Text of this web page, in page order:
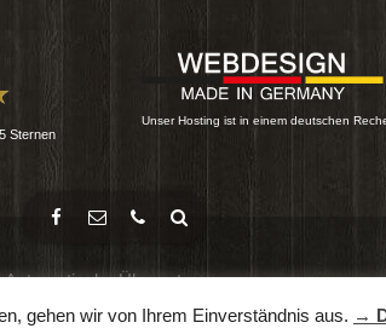
EINE
Onlineshop Erstellen
Suchmaschinenoptimierung
gehen wir von Ihrem Einverständnis aus. →